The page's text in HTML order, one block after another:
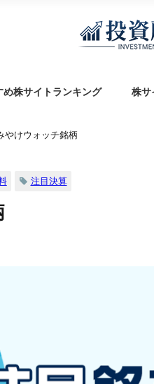
め株サイトランキング 株
やけウォッチ銘柄
注目決算